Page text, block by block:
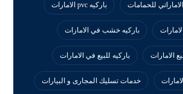
للحمامات باركيه pvc الامارات
باركيه خشب في الامارات
الامارات باركيه للبيع في الامارات
خدمات تسليك المجارى و البيارات